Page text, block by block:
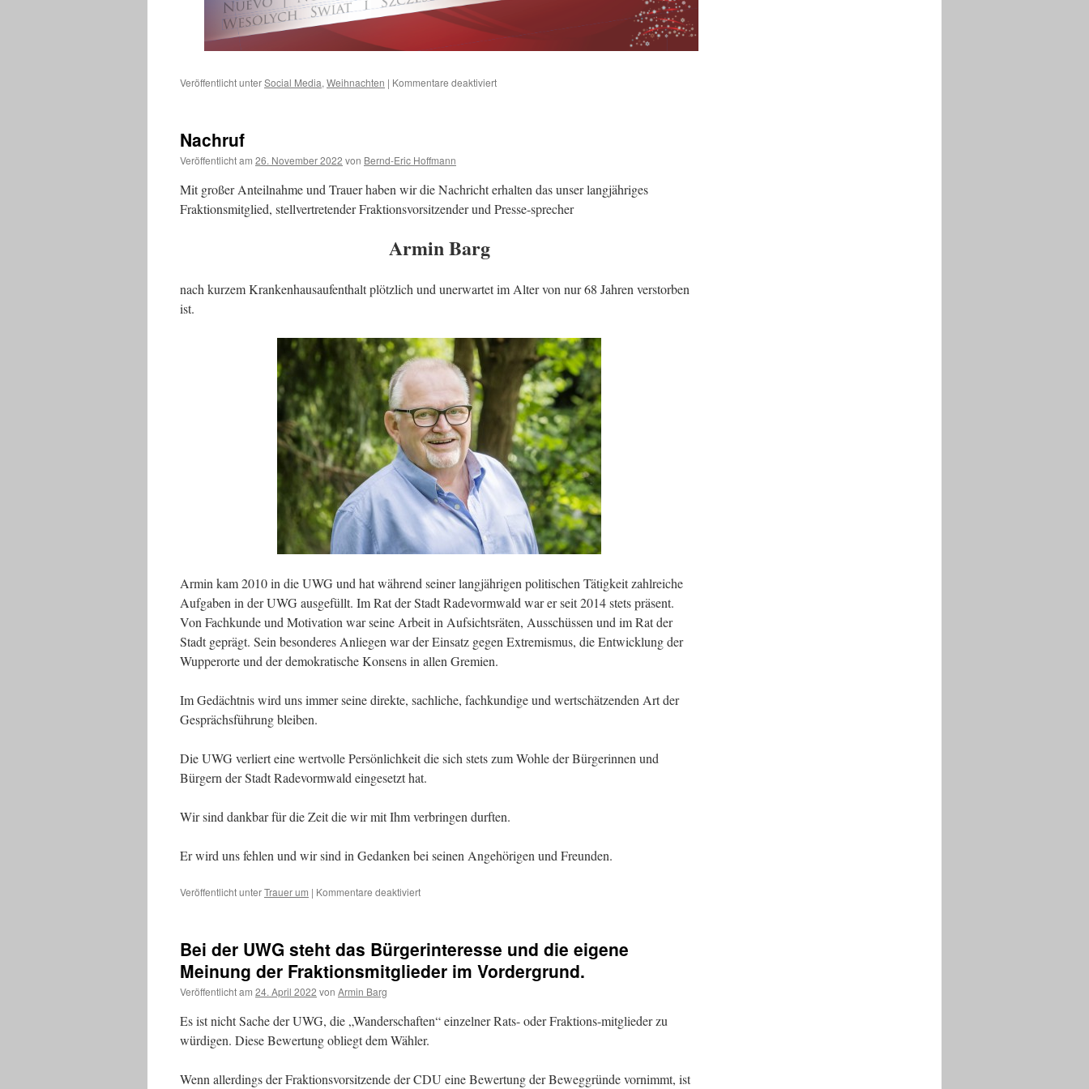
Veröffentlicht unterSocial Media, Weihnachten | Kommentare deaktiviertfür
wünscht
die
UWG
Nachruf
Veröffentlicht am 26. November 2022 von Bernd-Eric Hoffmann
Mit großer Anteilnahme und Trauer haben wir die Nachricht erhalten das unser langjähriges
Fraktionsmitglied, stellvertretender Fraktionsvorsitzender und Presse-sprecher
Armin Barg
nach kurzem Krankenhausaufenthalt plötzlich und unerwartet im Alter von nur 68 Jahren verstorben
ist.
Armin kam 2010 in die UWG und hat während seiner langjährigen politischen Tätigkeit zahlreiche
Aufgaben in der UWG ausgefüllt. Im Rat der Stadt Radevormwald war er seit 2014 stets präsent.
Von Fachkunde und Motivation war seine Arbeit in Aufsichtsräten, Ausschüssen und im Rat der
Stadt geprägt. Sein besonderes Anliegen war der Einsatz gegen Extremismus, die Entwicklung der
Wupperorte und der demokratische Konsens in allen Gremien.
Im Gedächtnis wird uns immer seine direkte, sachliche, fachkundige und wertschätzenden Art der
Gesprächsführung bleiben.
Die UWG verliert eine wertvolle Persönlichkeit die sich stets zum Wohle der Bürgerinnen und
Bürgern der Stadt Radevormwald eingesetzt hat.
Wir sind dankbar für die Zeit die wir mit Ihm verbringen durften.
Er wird uns fehlen und wir sind in Gedanken bei seinen Angehörigen und Freunden.
Veröffentlicht unterTrauer um | Kommentare deaktiviertfür
Bei der UWG steht das Bürgerinteresse und die eigene
Meinung der Fraktionsmitglieder im Vordergrund.
Veröffentlicht am 24. April 2022 von Armin Barg
Es ist nicht Sache der UWG, die „Wanderschaften“ einzelner Rats- oder Fraktions-mitglieder zu
würdigen. Diese Bewertung obliegt dem Wähler.
Wenn allerdings der Fraktionsvorsitzende der CDU eine Bewertung der Beweggründe vornimmt, ist